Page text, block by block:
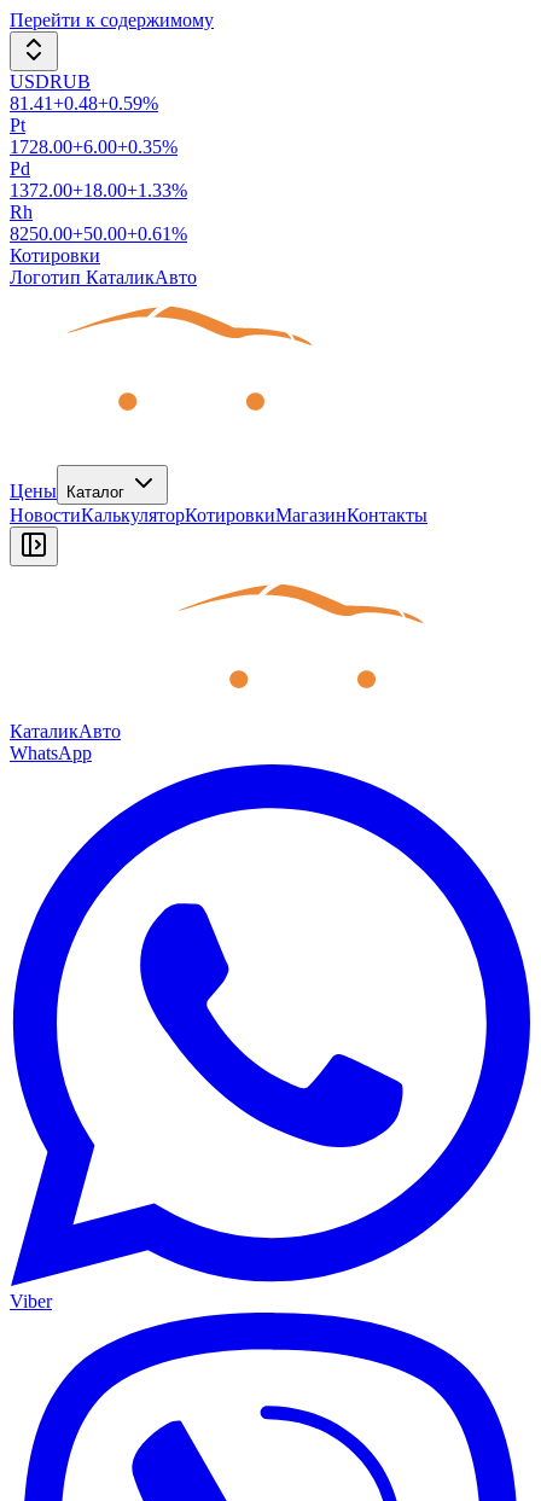
Перейти к содержимому
USDRUB
81.41+0.48+0.59%
Pt
1728.00+6.00+0.35%
Pd
1372.00+18.00+1.33%
Rh
8250.00+50.00+0.61%
Котировки
Логотип КаталикАвто
Цены Каталог
НовостиКалькуляторКотировкиМагазинКонтакты
КаталикАвто
WhatsApp
Viber